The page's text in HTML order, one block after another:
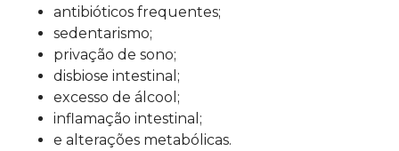
antibióticos frequentes;
sedentarismo;
privação de sono;
disbiose intestinal;
excesso de álcool;
inflamação intestinal;
e alterações metabólicas.